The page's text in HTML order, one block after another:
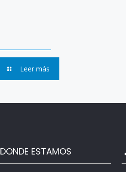
Leer más
DONDE ESTAMOS